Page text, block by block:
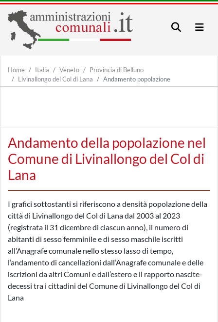
Home Italia Veneto
Provincia di Belluno
Livinallongo del Col di Lana
Andamento popolazione
Andamento della popolazione nel
Comune di Livinallongo del Col di
Lana
I grafici sottostanti si riferiscono a densità popolazione della
città di Livinallongo del Col di Lana dal 2003 al 2023
(registrata il 31 dicembre di ciascun anno), il numero di
abitanti di sesso femminile e di sesso maschile iscritti
all’Anagrafe comunale nello stesso lasso di tempo,
l’andamento di cancellazioni dall’Anagrafe comunale e delle
iscrizioni da altri Comuni e dall’estero e il rapporto nascite-
decessi tra i cittadini del Comune di Livinallongo del Col di
Lana